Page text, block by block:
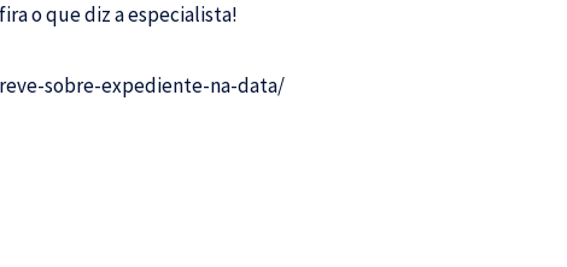
o que diz a especialista!
sobre-expediente-na-data/